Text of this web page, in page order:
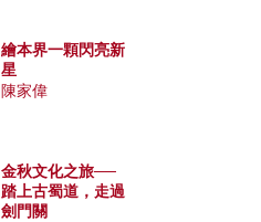
繪本界一顆閃亮新
星
陳家偉
金秋文化之旅──
踏上古蜀道，走過
劍門關